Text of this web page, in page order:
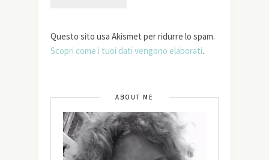
Questo sito usa Akismet per ridurre lo spam.
Scopri come i tuoi dati vengono elaborati.
ABOUT ME